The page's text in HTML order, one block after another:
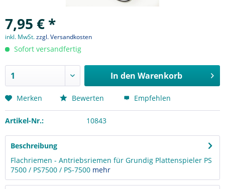
7,95 € *
inkl. MwSt.zzgl. Versandkosten
Sofort versandfertig
In den Warenkorb
Merken Bewerten Empfehlen
Artikel-Nr.: 10843
Beschreibung
Flachriemen - Antriebsriemen für Grundig Plattenspieler PS
7500 / PS7500 / PS-7500 mehr